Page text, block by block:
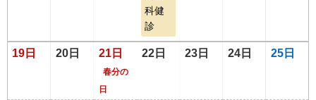
科健
診
19日 20日 21日
春分の
日
22日 23日 24日 25日